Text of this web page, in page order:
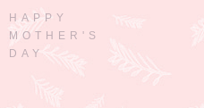
HAPPY
MOTHER'S
DAY